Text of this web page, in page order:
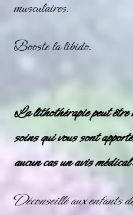
musculaires.
Booste la libido.
La lithothérapie peut être
soins qui vous sont
aucun cas un avis
Déconseillé aux enfants